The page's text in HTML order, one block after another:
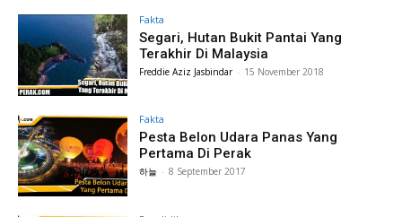
Fakta
Segari, Hutan Bukit Pantai Yang
Terakhir Di Malaysia
Freddie Aziz Jasbindar - 15 November 2018
Fakta
Pesta Belon Udara Panas Yang
Pertama Di Perak
하늘 - 8 September 2017